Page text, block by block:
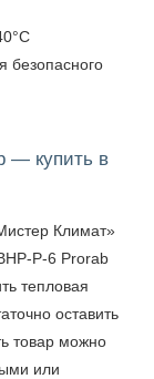
безопасного
— купить в
Климат»
P-6 Prorab
тепловая
оставить
товар можно
или